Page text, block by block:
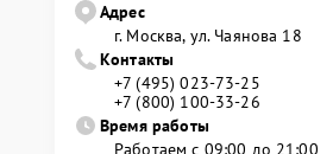
Адрес
г. Москва, ул. Чаянова 18
Контакты
+7 (495) 023-73-25
+7 (800) 100-33-26
Время работы